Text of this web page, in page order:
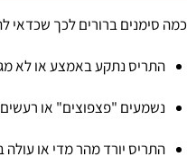
כמה סימנים ברורים לכך שכדאי
התריס נתקע באמצע או לא
נשמעים "פצפוצים" או
התריס יורד מהר מדי או עולה